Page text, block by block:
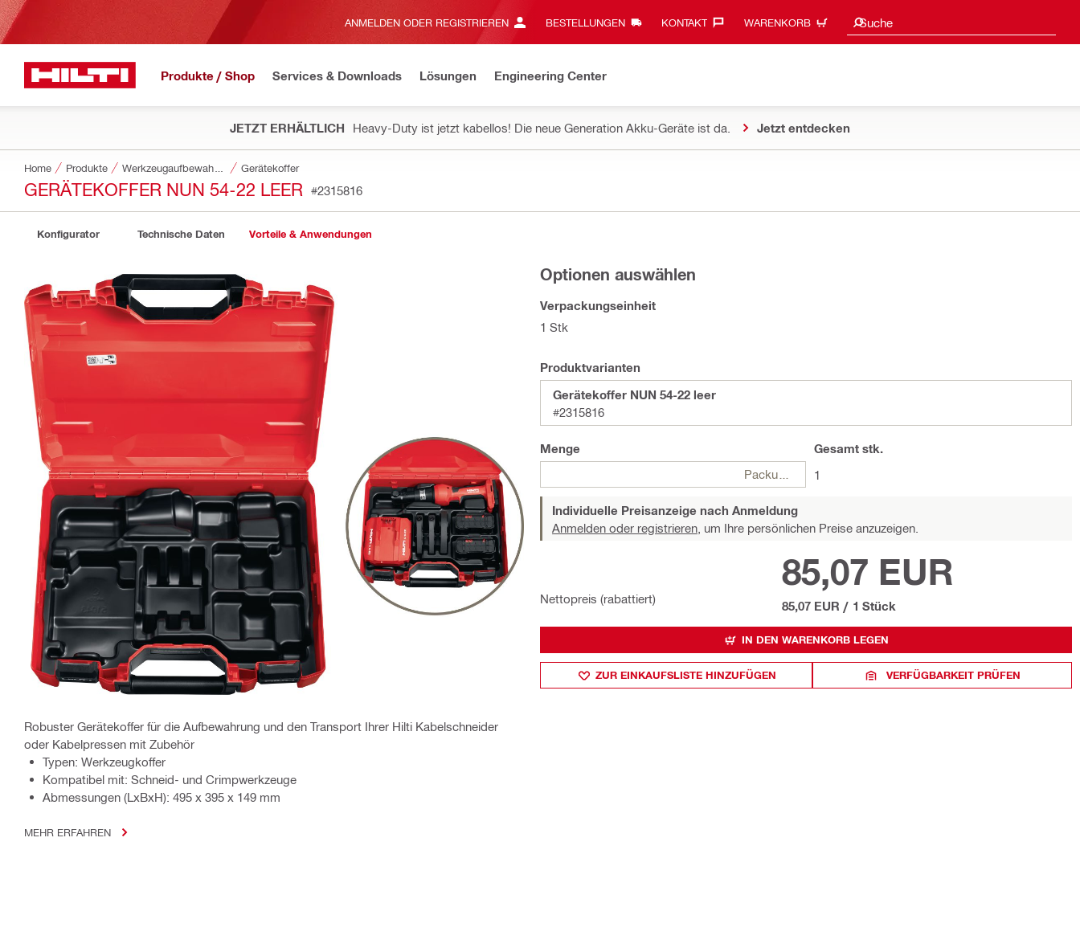
ANMELDEN ODER REGISTRIEREN BESTELLUNGEN KONTAKT‎ WARENKORB Suche
Suchvorschläge
Produkte / Shop Services & Downloads Lösungen Engineering Center
JETZT ERHÄLTLICH Heavy-Duty ist jetzt kabellos! Die neue Generation Akku-Geräte ist da. Jetzt entdecken
Home Produkte Gerätekoffer
GERÄTEKOFFER NUN 54-22 LEER #2315816
Konfigurator Technische Daten Vorteile & Anwendungen
Robuster Gerätekoffer für die Aufbewahrung und den Transport Ihrer Hilti Kabelschneider
oder Kabelpressen mit Zubehör
Typen: Werkzeugkoffer
Kompatibel mit: Schneid- und Crimpwerkzeuge
Abmessungen (LxBxH): 495 x 395 x 149 mm
MEHR ERFAHREN
Optionen auswählen
Verpackungseinheit
1 Stk
Produktvarianten
Gerätekoffer NUN 54-22 leer
#2315816
Menge
Gesamt stk.
1
Individuelle Preisanzeige nach Anmeldung
Anmelden oder registrieren, um Ihre persönlichen Preise anzuzeigen.
Nettopreis (rabattiert)
85,07 EUR
85,07 EUR / 1 Stück
IN DEN WARENKORB LEGEN
ZUR EINKAUFSLISTE HINZUFÜGEN VERFÜGBARKEIT PRÜFEN